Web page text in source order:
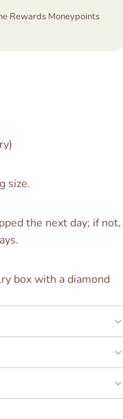
Rewards Moneypoints
size.
the next day; if not,
box with a diamond